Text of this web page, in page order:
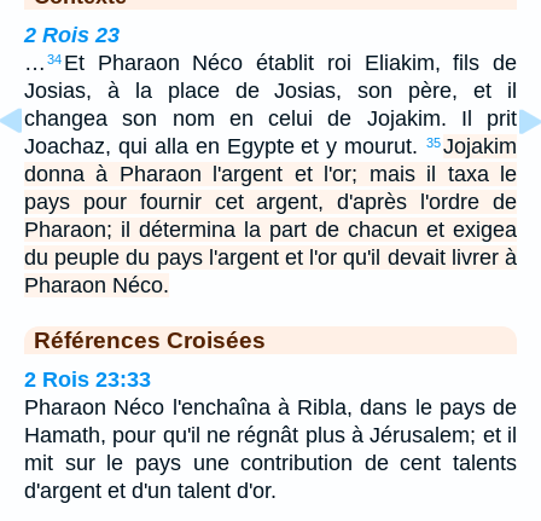
2 Rois 23
… 34 Et Pharaon Néco établit roi Eliakim, fils de
Josias, à la place de Josias, son père, et il
changea son nom en celui de Jojakim. Il prit
Joachaz, qui alla en Egypte et y mourut.
35Jojakim
donna à Pharaon l'argent et l'or; mais il taxa le
pays pour fournir cet argent, d'après l'ordre de
Pharaon; il détermina la part de chacun et exigea
du peuple du pays l'argent et l'or qu'il devait livrer à
Pharaon Néco.
Références Croisées
2 Rois 23:33
Pharaon Néco l'enchaîna à Ribla, dans le pays de
Hamath, pour qu'il ne régnât plus à Jérusalem; et il
mit sur le pays une contribution de cent talents
d'argent et d'un talent d'or.